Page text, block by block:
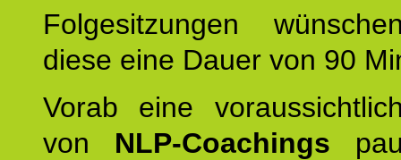
Folgesitzungen
diese eine Dauer von 90
Vorab eine
von NLP-Coachings